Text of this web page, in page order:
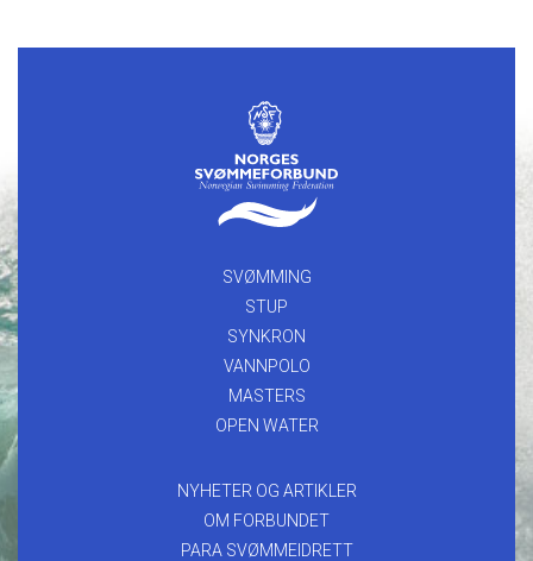
SVØMMING
STUP
SYNKRON
VANNPOLO
MASTERS
OPEN WATER
NYHETER OG ARTIKLER
OM FORBUNDET
PARA SVØMMEIDRETT